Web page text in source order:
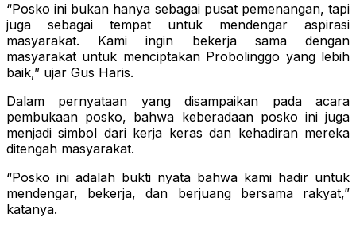
“Posko ini bukan hanya sebagai pusat pemenangan, tapi
juga sebagai tempat untuk mendengar aspirasi
masyarakat. Kami ingin bekerja sama dengan
masyarakat untuk menciptakan Probolinggo yang lebih
baik,” ujar Gus Haris.
Dalam pernyataan yang disampaikan pada acara
pembukaan posko, bahwa keberadaan posko ini juga
menjadi simbol dari kerja keras dan kehadiran mereka
ditengah masyarakat.
“Posko ini adalah bukti nyata bahwa kami hadir untuk
mendengar, bekerja, dan berjuang bersama rakyat,”
katanya.